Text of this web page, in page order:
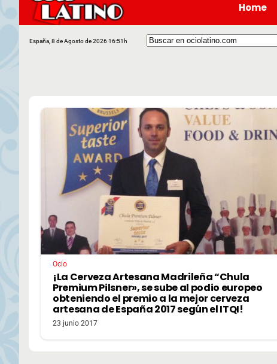
Home
España, 8 de Agosto de 2026 16:51h
Ocio
¡La Cerveza Artesana Madrileña “Chula
Premium Pilsner», se sube al podio europeo
obteniendo el premio a la mejor cerveza
artesana de España 2017 según el ITQI!
23 junio 2017